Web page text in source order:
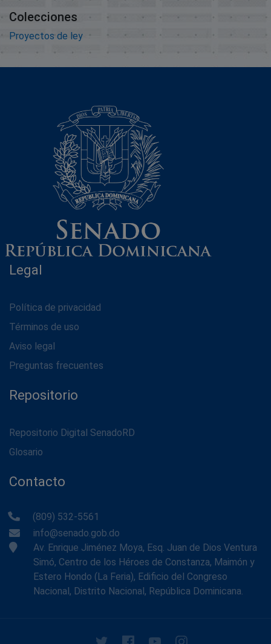
Colecciones
Proyectos de ley
Legal
Política de privacidad
Términos de uso
Aviso legal
Preguntas frecuentes
Repositorio
Repositorio Digital SenadoRD
Glosario
Contacto
(809) 532-5561
info@senado.gob.do
Av. Enrique Jiménez Moya, Esq. Juan de Dios Ventura
Simó, Centro de los Héroes de Constanza, Maimón y
Estero Hondo (La Feria), Edificio del Congreso
Nacional, Distrito Nacional, República Dominicana.